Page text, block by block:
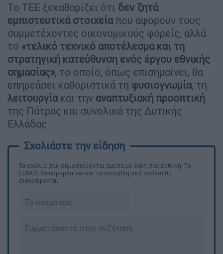
Το ΤΕΕ ξεκαθαρίζει ότι δεν ζητά
εμπιστευτικά στοιχείαπου αφορούν τους
συμμετέχοντες οικονομικούς φορείς, αλλά
το «τελικό τεχνικό αποτέλεσμα και τη
στρατηγική κατεύθυνση ενός έργου εθνικής
σημασίας», το οποίο, όπως επισημαίνει, θα
επηρεάσει καθοριστικά τη φυσιογνωμία, τη
λειτουργίακαι την αναπτυξιακή προοπτική
της Πάτρας και συνολικά της Δυτικής
Ελλάδας.
Τα σχολιά σας δημοσιεύονται άμεσα με δική σας ευθύνη. Το
ΕΘΝΟΣ θα παρεμβαίνει και τα προσβλητικά σχόλια θα
διαγράφονται